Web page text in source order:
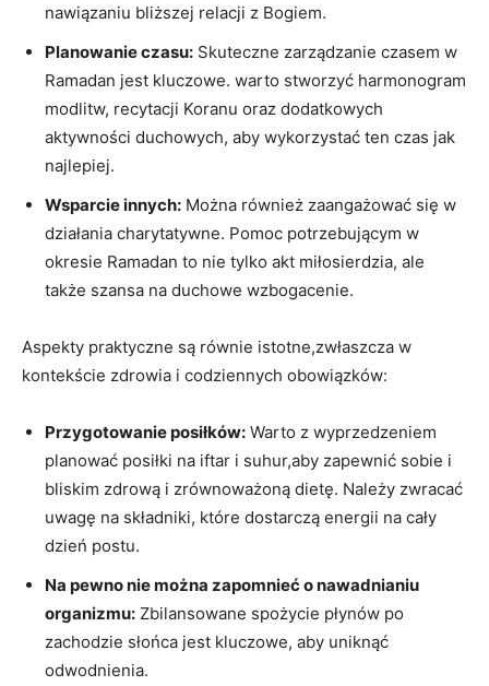
nawiązaniu bliższej relacji ⁤z Bogiem.
Planowanie‌ czasu: Skuteczne zarządzanie czasem w
Ramadan jest kluczowe. warto stworzyć harmonogram
modlitw, recytacji Koranu‌ oraz dodatkowych
aktywności duchowych,⁣ aby wykorzystać ten czas ⁢jak
najlepiej.
Wsparcie innych: Można również zaangażować się w
działania charytatywne. Pomoc potrzebującym w
okresie⁤ Ramadan to nie tylko akt miłosierdzia, ale​
także szansa na duchowe wzbogacenie.
Aspekty praktyczne są równie istotne,zwłaszcza w
‍kontekście zdrowia i codziennych obowiązków:
Przygotowanie posiłków: Warto z wyprzedzeniem
planować ​posiłki ​na iftar i suhur,aby zapewnić sobie i
bliskim zdrową i ‌zrównoważoną dietę. Należy⁢ zwracać
uwagę na składniki, które dostarczą energii na cały
dzień postu.
Na pewno nie ​można zapomnieć o nawadnianiu
‌organizmu: Zbilansowane spożycie płynów po
zachodzie ​słońca jest kluczowe, aby uniknąć
odwodnienia.